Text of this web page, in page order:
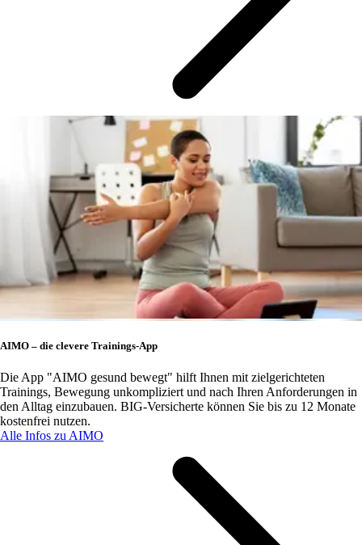
AIMO – die clevere Trainings-App
Die App "AIMO gesund bewegt" hilft Ihnen mit zielgerichteten
Trainings, Bewegung unkompliziert und nach Ihren Anforderungen in
den Alltag einzubauen. BIG-Versicherte können Sie bis zu 12 Monate
kostenfrei nutzen.
Alle Infos zu AIMO